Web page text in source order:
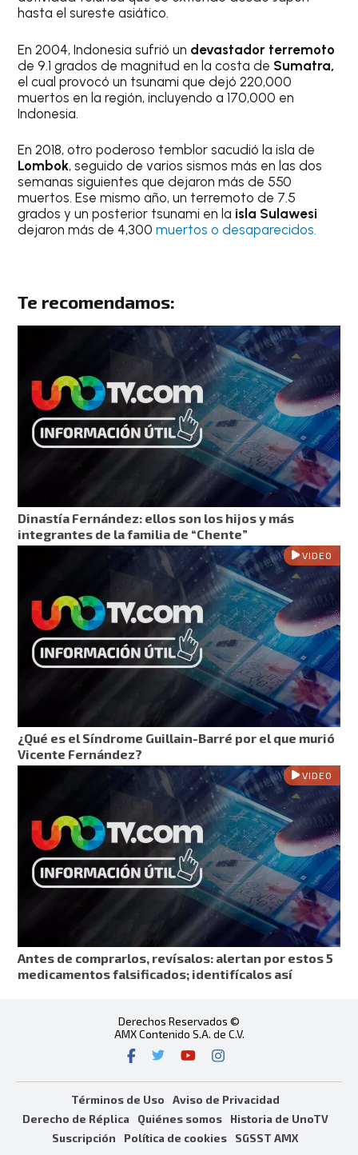
hasta el sureste asiático.
En 2004, Indonesia sufrió un devastador terremoto
de 9.1 grados de magnitud en la costa de Sumatra,
el cual provocó un tsunami que dejó 220,000
muertos en la región, incluyendo a 170,000 en
Indonesia.
En 2018, otro poderoso temblor sacudió la isla de
Lombok, seguido de varios sismos más en las dos
semanas siguientes que dejaron más de 550
muertos. Ese mismo año, un terremoto de 7.5
grados y un posterior tsunami en la isla Sulawesi
dejaron más de 4,300muertos o desaparecidos.
Te recomendamos:
Dinastía Fernández: ellos son los hijos y más
integrantes de la familia de “Chente”
VIDEO
¿Qué es el Síndrome Guillain-Barré por el que murió
Vicente Fernández?
VIDEO
Antes de comprarlos, revísalos: alertan por estos 5
medicamentos falsificados; identifícalos así
Derechos Reservados ©
AMX Contenido S.A. de C.V.
Términos de Uso
Aviso de Privacidad
Derecho de Réplica
Quiénes somos
Historia de UnoTV
Suscripción
Política de cookies SGSST AMX